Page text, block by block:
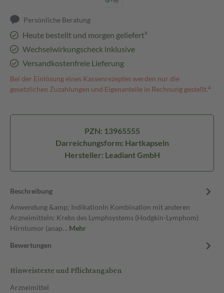
Persönliche Beratung
Heute bestellt und morgen geliefert³
Wechselwirkungscheck inklusive
Versandkostenfreie Lieferung
Bei der Einlösung eines Kassenrezeptes werden nur die
gesetzlichen Zuzahlungen und Eigenanteile in Rechnung gestellt.⁴
PZN: 13965555
Darreichungsform: Hartkapseln
Hersteller: Leadiant GmbH
Beschreibung
Anwendung &amp; IndikationIn Kombination mit anderen
Arzneimitteln: Krebs des Lymphsystems (Hodgkin-Lymphom)
Hirntumor (anap… Mehr
Bewertungen
Hinweistexte und Pflichtangaben
Arzneimittel